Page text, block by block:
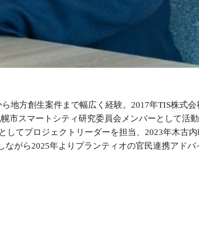
地方創生案件まで幅広く経験。2017年TIS株式会
市スマートシティ研究委員会メンバーとして活
してプロジェクトリーダーを担当、2023年木古
がら2025年よりプランティオの官民連携アドバ